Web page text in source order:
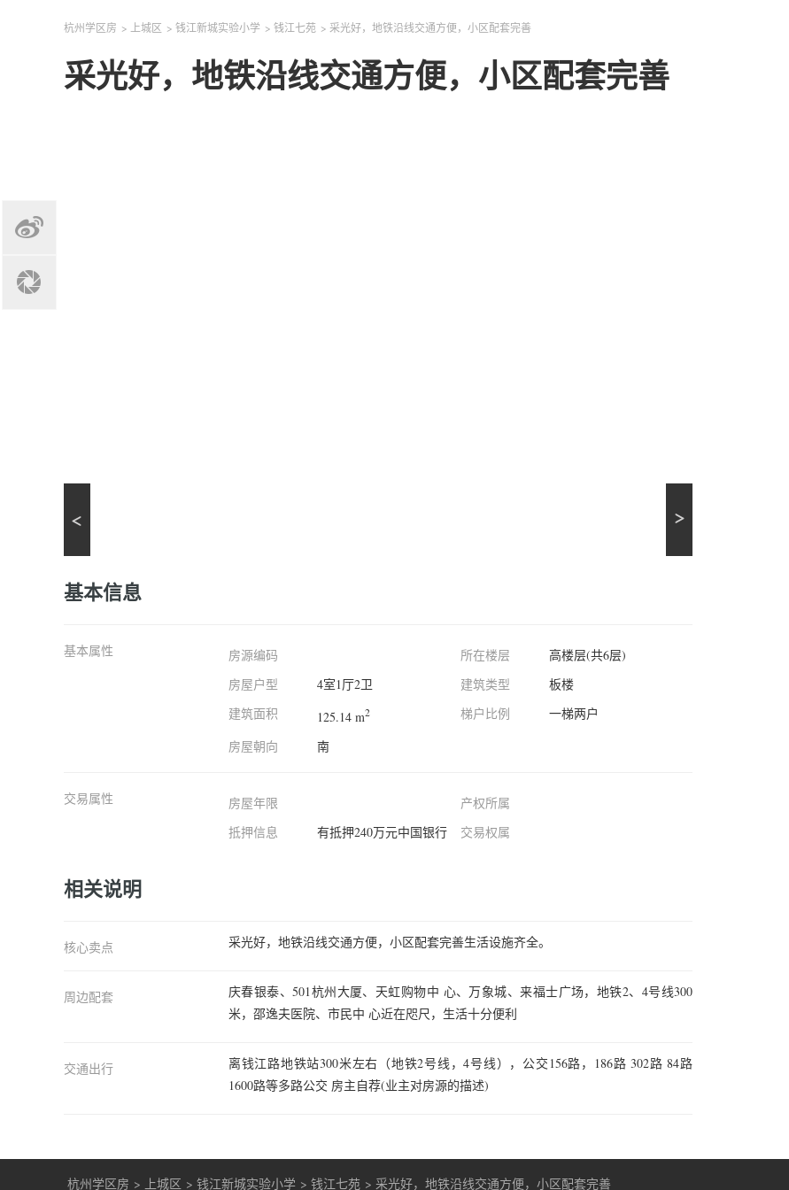
杭州学区房 > 上城区 > 钱江新城实验小学 > 钱江七苑 > 采光好，地铁沿线交通方便，小区配套完善
采光好，地铁沿线交通方便，小区配套完善
基本信息
基本属性
房源编码
房屋户型
4室1厅2卫
建筑面积
125.14 m2
房屋朝向 南
所在楼层
高楼层(共6层)
建筑类型
板楼
梯户比例
一梯两户
交易属性
房屋年限
抵押信息
有抵押240万元中国银行
产权所属
交易权属
相关说明
核心卖点 采光好，地铁沿线交通方便，小区配套完善生活设施齐全。
周边配套
庆春银泰、501杭州大厦、天虹购物中 心、万象城、来福士广场，地铁2、4号线300
米，邵逸夫医院、市民中 心近在咫尺，生活十分便利
交通出行
离钱江路地铁站300米左右（地铁2号线，4号线），公交156路，186路 302路 84路
1600路等多路公交 房主自荐(业主对房源的描述)
杭州学区房 > 上城区 > 钱江新城实验小学 > 钱江七苑 > 采光好，地铁沿线交通方便，小区配套完善